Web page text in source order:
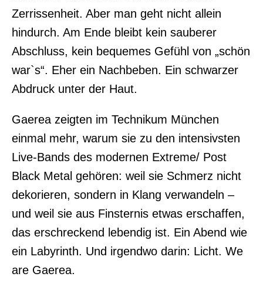
Zerrissenheit. Aber man geht nicht allein
hindurch. Am Ende bleibt kein sauberer
Abschluss, kein bequemes Gefühl von „schön
war`s“. Eher ein Nachbeben. Ein schwarzer
Abdruck unter der Haut.
Gaerea zeigten im Technikum München
einmal mehr, warum sie zu den intensivsten
Live-Bands des modernen Extreme/ Post
Black Metal gehören: weil sie Schmerz nicht
dekorieren, sondern in Klang verwandeln –
und weil sie aus Finsternis etwas erschaffen,
das erschreckend lebendig ist. Ein Abend wie
ein Labyrinth. Und irgendwo darin: Licht. We
are Gaerea.